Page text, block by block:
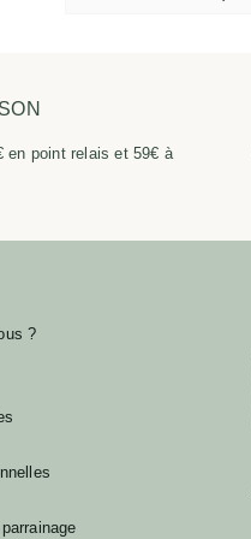
en point relais et 59€ à
?